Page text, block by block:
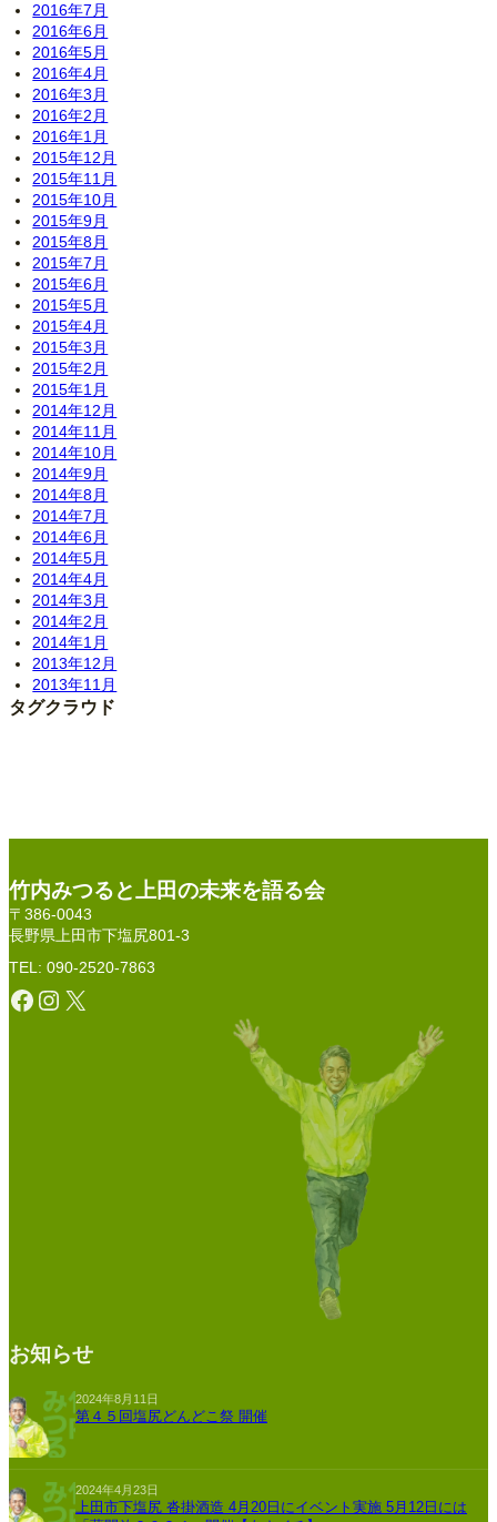
2016年7月
2016年6月
2016年5月
2016年4月
2016年3月
2016年2月
2016年1月
2015年12月
2015年11月
2015年10月
2015年9月
2015年8月
2015年7月
2015年6月
2015年5月
2015年4月
2015年3月
2015年2月
2015年1月
2014年12月
2014年11月
2014年10月
2014年9月
2014年8月
2014年7月
2014年6月
2014年5月
2014年4月
2014年3月
2014年2月
2014年1月
2013年12月
2013年11月
タグクラウド
竹内みつると上田の未来を語る会
〒386-0043
長野県上田市下塩尻801-3
TEL: 090-2520-7863
Facebook Instagram X
お知らせ
2024年8月11日
第４５回塩尻どんどこ祭 開催
2024年4月23日
上田市下塩尻 沓掛酒造 4月20日にイベント実施 5月12日には